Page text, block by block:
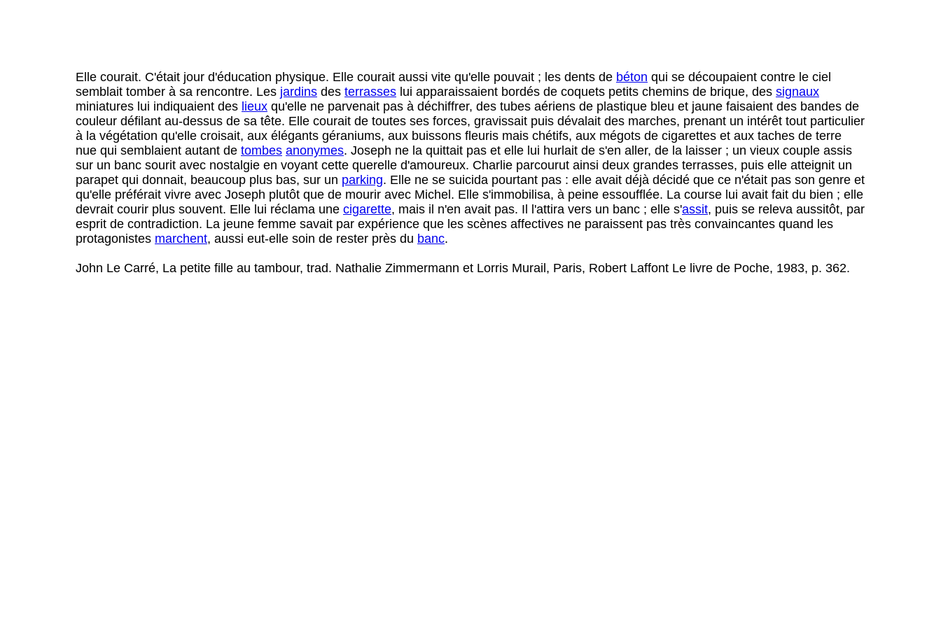
Elle courait. C'était jour d'éducation physique. Elle courait aussi vite qu'elle pouvait ; les dents de béton qui se découpaient contre le ciel
semblait tomber à sa rencontre. Les jardins des terrasses lui apparaissaient bordés de coquets petits chemins de brique, des signaux
miniatures lui indiquaient des lieux qu'elle ne parvenait pas à déchiffrer, des tubes aériens de plastique bleu et jaune faisaient des bandes de
couleur défilant au-dessus de sa tête. Elle courait de toutes ses forces, gravissait puis dévalait des marches, prenant un intérêt tout particulier
à la végétation qu'elle croisait, aux élégants géraniums, aux buissons fleuris mais chétifs, aux mégots de cigarettes et aux taches de terre
nue qui semblaient autant de tombes anonymes. Joseph ne la quittait pas et elle lui hurlait de s'en aller, de la laisser ; un vieux couple assis
sur un banc sourit avec nostalgie en voyant cette querelle d'amoureux. Charlie parcourut ainsi deux grandes terrasses, puis elle atteignit un
parapet qui donnait, beaucoup plus bas, sur un parking. Elle ne se suicida pourtant pas : elle avait déjà décidé que ce n'était pas son genre et
qu'elle préférait vivre avec Joseph plutôt que de mourir avec Michel. Elle s'immobilisa, à peine essoufflée. La course lui avait fait du bien ; elle
devrait courir plus souvent. Elle lui réclama une cigarette, mais il n'en avait pas. Il l'attira vers un banc ; elle s'assit, puis se releva aussitôt, par
esprit de contradiction. La jeune femme savait par expérience que les scènes affectives ne paraissent pas très convaincantes quand les
protagonistes marchent, aussi eut-elle soin de rester près du banc.
John Le Carré, La petite fille au tambour, trad. Nathalie Zimmermann et Lorris Murail, Paris, Robert Laffont Le livre de Poche, 1983, p. 362.